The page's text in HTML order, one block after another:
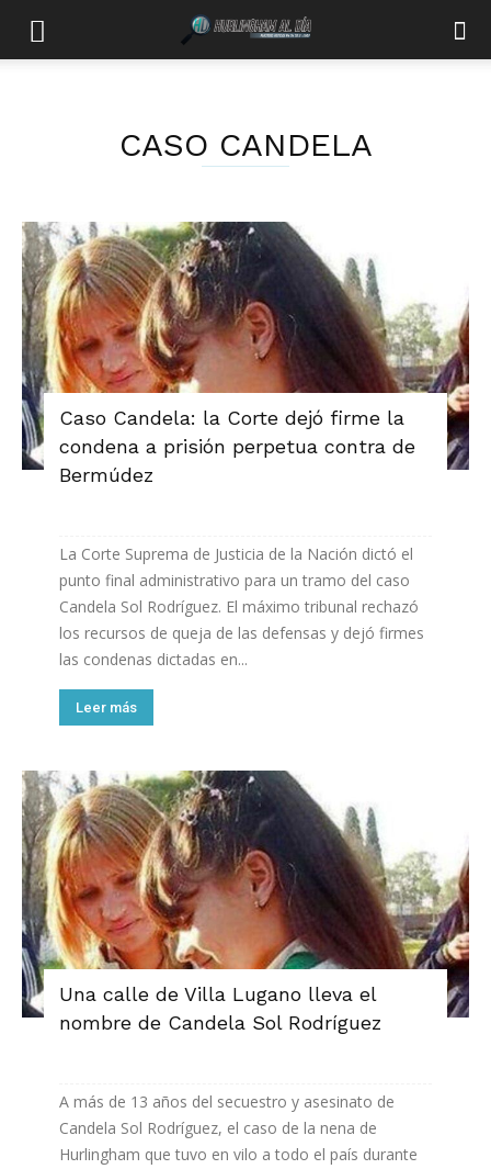
CASO CANDELA
Caso Candela: la Corte dejó firme la
condena a prisión perpetua contra de
Bermúdez
La Corte Suprema de Justicia de la Nación dictó el
punto final administrativo para un tramo del caso
Candela Sol Rodríguez. El máximo tribunal rechazó
los recursos de queja de las defensas y dejó firmes
las condenas dictadas en...
Leer más
Una calle de Villa Lugano lleva el
nombre de Candela Sol Rodríguez
A más de 13 años del secuestro y asesinato de
Candela Sol Rodríguez, el caso de la nena de
Hurlingham que tuvo en vilo a todo el país durante